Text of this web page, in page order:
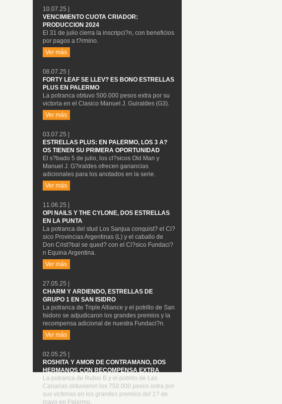
10.07.25 |
VENCIMIENTO CUOTA CRIADOR:
PRODUCCION 2024
El 31 de julio cierra la inscripci?n, con beneficios
por pagos a t?rmino.
Ver más
08.07.25 |
FORTY LEAF SE LLEV? ES BONO ESTRELLAS
PLUS EN PALERMO
La potranca obtuvo 500.000 pesos extra por su
victoria en el Clasico Manuel J. Guiraldes (G3).
Ver más
03.07.25 |
ESTRELLAS PLUS: EN PALERMO, LOS 3 A?
OS TIENEN SU PRIMERA OPORTUNIDAD
El s?bado 5 de julio, los cl?sicos Old Man y
Manuel J. G?iraldes ofrecen ganancias
adicionales para los anotados en la serie.
Ver más
11.06.25 |
OPI NAILS Y THE CYLONE, DOS ESTRELLAS
EN LA PUNTA
La potranca del stud Los Sanjua conquist? el Cl?
sico Provincias Argentinas (L) y el caballo de
Don Crist?bal se qued? con el Cl?sico Fundaci?
n Equina Argentina.
Ver más
27.05.25 |
CHARM Y ARDIENDO, ESTRELLAS DE
GRUPO 1 EN SAN ISIDRO
La potranca de Triple Alliance y el potrillo de San
Isidoro se adjudicaron los grandes premios y la
recompensa adicional de nuestra Fundaci?n.
Ver más
02.05.25 |
ROSHITA Y AMOR DE CONTRAMANO, DOS
HERMANOS CON RECOMPENSA EXTRA
La potranca de Rubio B y el potrillo de Las
Canarias obtuvieron los 750.000 pesos extra por
sus victorias en los grandes premios del 1? de
mayo en Palermo.